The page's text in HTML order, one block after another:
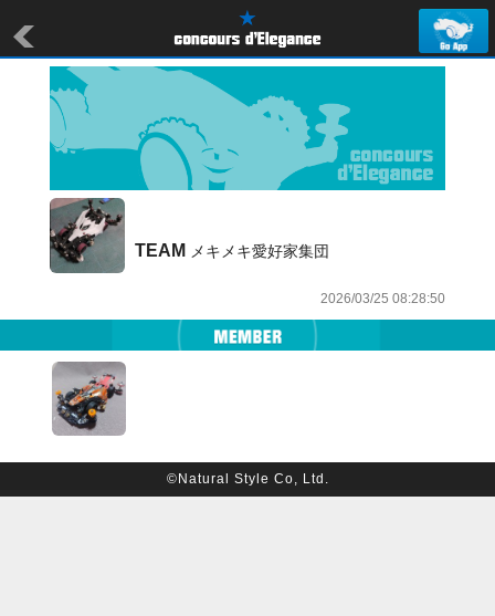
TEAM メキメキ愛好家集団
2026/03/25 08:28:50
©Natural Style Co, Ltd.